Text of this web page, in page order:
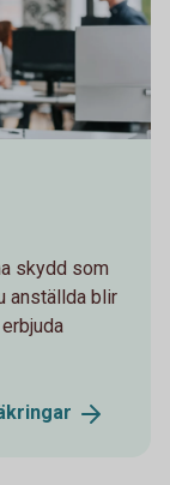
skydd som
anställda blir